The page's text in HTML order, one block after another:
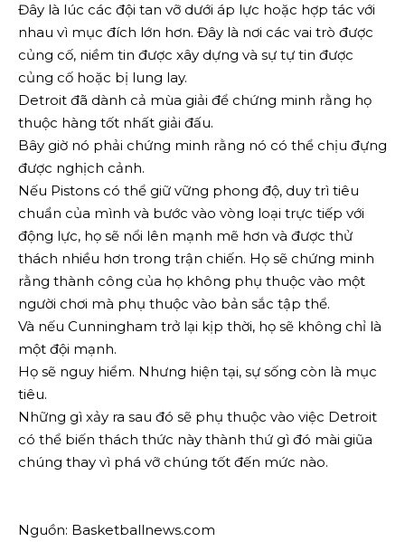
Đây là lúc các đội tan vỡ dưới áp lực hoặc hợp tác với
nhau vì mục đích lớn hơn. Đây là nơi các vai trò được
củng cố, niềm tin được xây dựng và sự tự tin được
củng cố hoặc bị lung lay.
Detroit đã dành cả mùa giải để chứng minh rằng họ
thuộc hàng tốt nhất giải đấu.
Bây giờ nó phải chứng minh rằng nó có thể chịu đựng
được nghịch cảnh.
Nếu Pistons có thể giữ vững phong độ, duy trì tiêu
chuẩn của mình và bước vào vòng loại trực tiếp với
động lực, họ sẽ nổi lên mạnh mẽ hơn và được thử
thách nhiều hơn trong trận chiến. Họ sẽ chứng minh
rằng thành công của họ không phụ thuộc vào một
người chơi mà phụ thuộc vào bản sắc tập thể.
Và nếu Cunningham trở lại kịp thời, họ sẽ không chỉ là
một đội mạnh.
Họ sẽ nguy hiểm. Nhưng hiện tại, sự sống còn là mục
tiêu.
Những gì xảy ra sau đó sẽ phụ thuộc vào việc Detroit
có thể biến thách thức này thành thứ gì đó mài giũa
chúng thay vì phá vỡ chúng tốt đến mức nào.
Nguồn: Basketballnews.com